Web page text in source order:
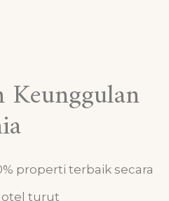
Keunggulan
properti terbaik secara
turut